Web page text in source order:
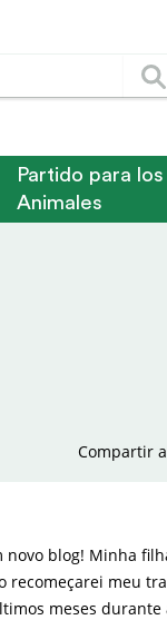
Partido para los
Animales
Compartir
blog! Minha
recomeçarei meu
meses